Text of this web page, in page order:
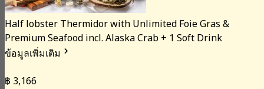
Half lobster Thermidor with Unlimited Foie Gras &
Premium Seafood incl. Alaska Crab + 1 Soft Drink
ข้อมูลเพิ่มเติม
฿ 3,166